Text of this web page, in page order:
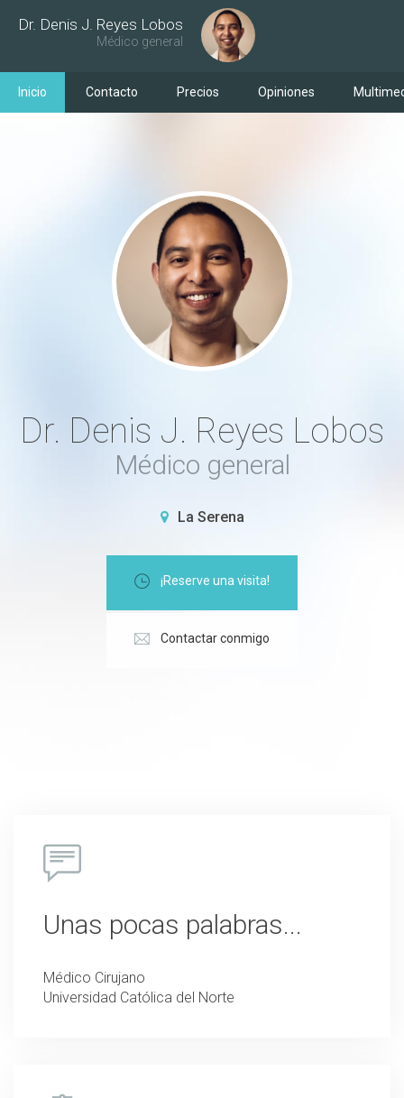
Dr. Denis J. Reyes Lobos
Médico general
Inicio Contacto Precios Opiniones
Dr. Denis J. Reyes Lobos
Médico general
La Serena
¡Reserve una visita!
Contactar conmigo
Unas pocas palabras...
Médico Cirujano
Universidad Católica del Norte